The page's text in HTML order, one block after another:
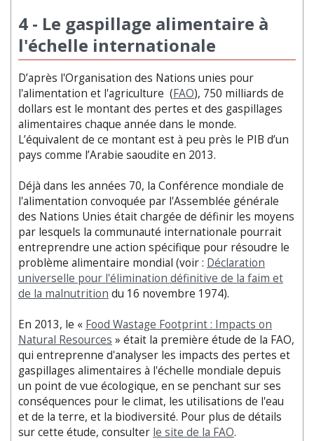
4 - Le gaspillage alimentaire à
l'échelle internationale
D’après l'Organisation des Nations unies pour
l'alimentation et l'agriculture (FAO), 750 milliards de
dollars est le montant des pertes et des gaspillages
alimentaires chaque année dans le monde.
L’équivalent de ce montant est à peu près le PIB d’un
pays comme l’Arabie saoudite en 2013.
Déjà dans les années 70, la Conférence mondiale de
l'alimentation convoquée par l'Assemblée générale
des Nations Unies était chargée de définir les moyens
par lesquels la communauté internationale pourrait
entreprendre une action spécifique pour résoudre le
problème alimentaire mondial (voir : Déclaration
universelle pour l'élimination définitive de la faim et
de la malnutrition du 16 novembre 1974).
En 2013, le « Food Wastage Footprint : Impacts on
Natural Resources » était la première étude de la FAO,
qui entreprenne d'analyser les impacts des pertes et
gaspillages alimentaires à l'échelle mondiale depuis
un point de vue écologique, en se penchant sur ses
conséquences pour le climat, les utilisations de l'eau
et de la terre, et la biodiversité. Pour plus de détails
sur cette étude, consulter le site de la FAO.